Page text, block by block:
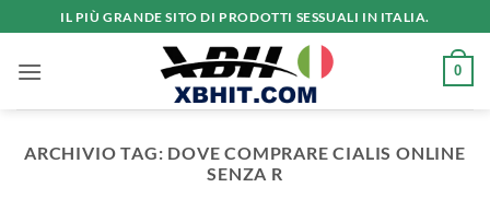
ai
contenuti
IL PIÙ GRANDE SITO DI PRODOTTI SESSUALI IN ITALIA.
0
ARCHIVIO TAG: DOVE COMPRARE CIALIS ONLINE
SENZA R